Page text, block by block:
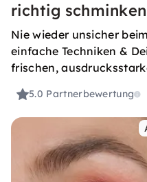
richtig schminken
Nie wieder unsicher
einfache Techniken &
frischen,
5.0 Partnerbewertung